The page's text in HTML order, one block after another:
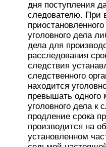
дня поступления
следователю. При
уголовного дела
дела для
расследования
следствия
следственного
находится
превышать одного
уголовного дела
продление срока
производится на
установленном